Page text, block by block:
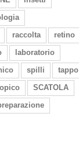
raccolta
retino
laboratorio
spilli
tappo
SCATOLA